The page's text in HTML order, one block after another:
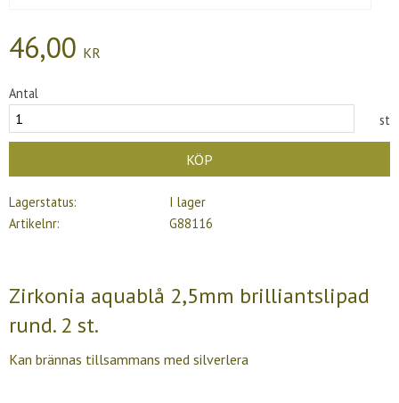
46,00 KR
Antal
st
KÖP
Lagerstatus
I lager
Artikelnr
G88116
Zirkonia aquablå 2,5mm brilliantslipad
rund. 2 st.
Kan brännas tillsammans med silverlera